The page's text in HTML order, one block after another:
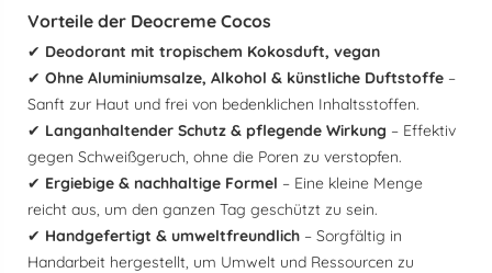
Vorteile der Deocreme Cocos
✔ Deodorant mit tropischem Kokosduft, vegan
✔ Ohne Aluminiumsalze, Alkohol & künstliche Duftstoffe –
Sanft zur Haut und frei von bedenklichen Inhaltsstoffen.
✔ Langanhaltender Schutz & pflegende Wirkung – Effektiv
gegen Schweißgeruch, ohne die Poren zu verstopfen.
✔ Ergiebige & nachhaltige Formel – Eine kleine Menge
reicht aus, um den ganzen Tag geschützt zu sein.
✔ Handgefertigt & umweltfreundlich – Sorgfältig in
Handarbeit hergestellt, um Umwelt und Ressourcen zu